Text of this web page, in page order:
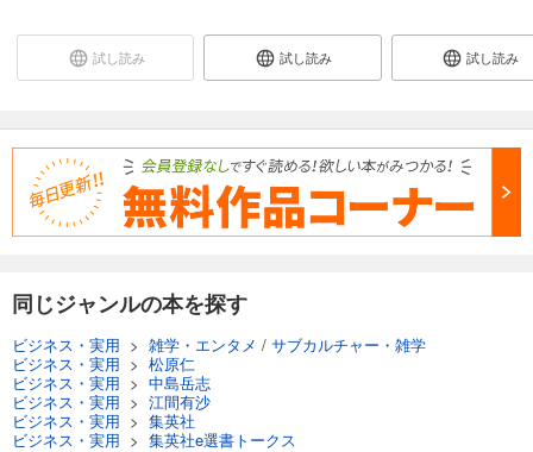
試し読み 試し読み 試し読み
同じジャンルの本を探す
ビジネス・実用 > 雑学・エンタメ / サブカルチャー・雑学
ビジネス・実用 > 松原仁
ビジネス・実用 > 中島岳志
ビジネス・実用 > 江間有沙
ビジネス・実用 > 集英社
ビジネス・実用 > 集英社e選書トークス